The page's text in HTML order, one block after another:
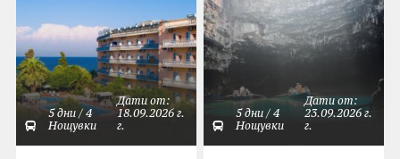
5 дни / 4
Нощувки
Дати от:
18.09.2026 г.
г.
5 дни / 4
Нощувки
Дати от:
23.09.2026 г.
г.